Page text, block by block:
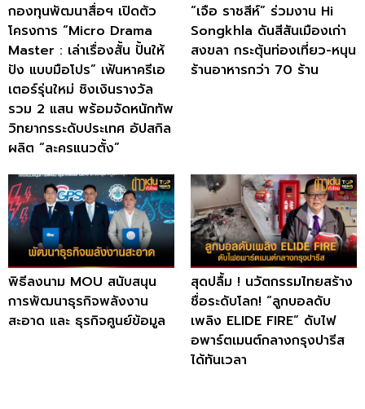
กองทุนพัฒนาสื่อฯ เปิดตัว
โครงการ “Micro Drama
Master : เล่าเรื่องสั้น ปั้นให้
ปัง แบบมือโปร” เฟ้นหาครีเอ
เตอร์รุ่นใหม่ ชิงเงินรางวัล
รวม 2 แสน พร้อมจัดหนักทัพ
วิทยากรระดับประเทศ อัปสกิล
ผลิต “ละครแนวตั้ง”
“เจือ ราชสีห์” ร่วมงาน Hi
Songkhla ดันสีสันเมืองเก่า
สงขลา กระตุ้นท่องเที่ยว-หนุน
ร้านอาหารกว่า 70 ร้าน
พิธีลงนาม MOU สนับสนุน
การพัฒนาธุรกิจพลังงาน
สะอาด และ ธุรกิจศูนย์ข้อมูล
สุดปลื้ม ! นวัตกรรมไทยสร้าง
ชื่อระดับโลก! “ลูกบอลดับ
เพลิง ELIDE FIRE” ดับไฟ
อพาร์ตเมนต์กลางกรุงปารีส
ได้ทันเวลา